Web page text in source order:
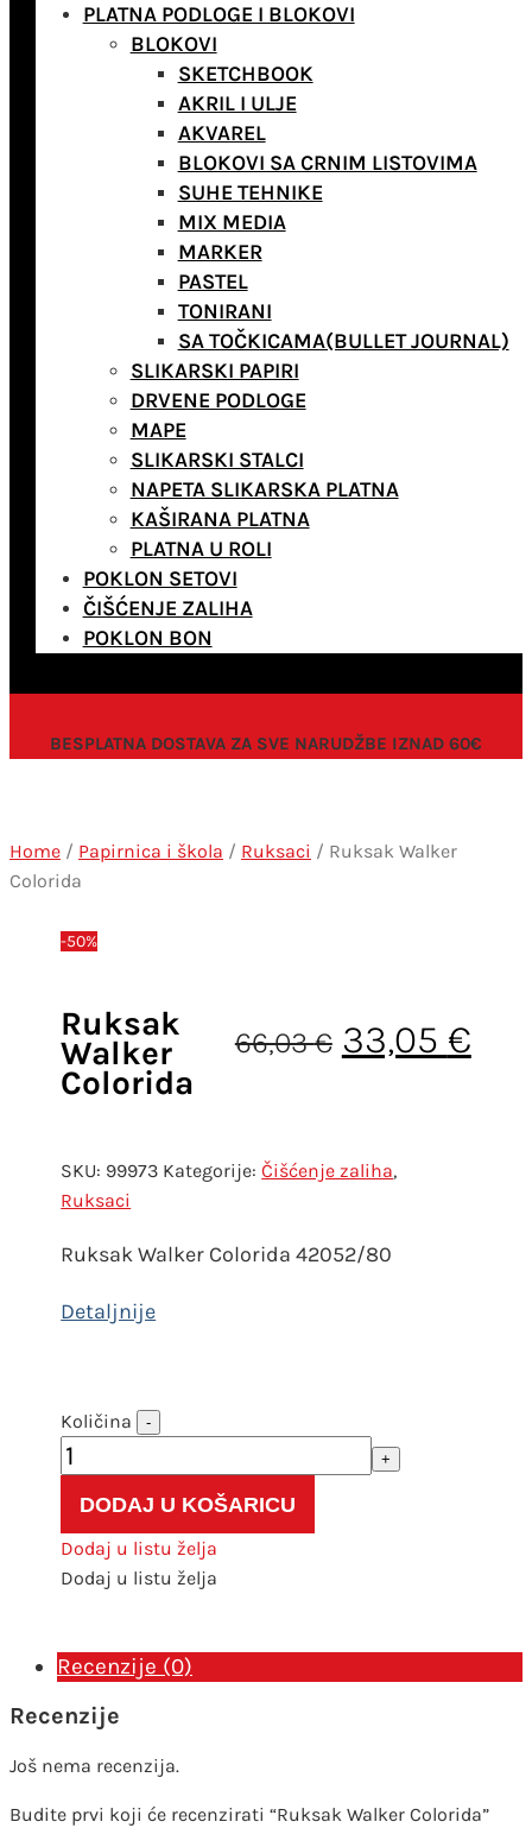
PLATNA PODLOGE I BLOKOVI
BLOKOVI
SKETCHBOOK
AKRIL I ULJE
AKVAREL
BLOKOVI SA CRNIM LISTOVIMA
SUHE TEHNIKE
MIX MEDIA
MARKER
PASTEL
TONIRANI
SA TOČKICAMA(BULLET JOURNAL)
SLIKARSKI PAPIRI
DRVENE PODLOGE
MAPE
SLIKARSKI STALCI
NAPETA SLIKARSKA PLATNA
KAŠIRANA PLATNA
PLATNA U ROLI
POKLON SETOVI
ČIŠĆENJE ZALIHA
POKLON BON
BESPLATNA DOSTAVA ZA SVE NARUDŽBE IZNAD 60€
Home / Papirnica i škola / Ruksaci / Ruksak Walker
Colorida
-50%
Ruksak
Walker
Colorida
66,03€ Izvorna
33,05 €
SKU: 99973 Kategorije:Čišćenje zaliha,
Ruksaci
Ruksak Walker Colorida 42052/80
Ruksak
Colorida
količina
-
+
DODAJ U KOŠARICU
Dodaj u listu želja
Dodaj u listu želja
Recenzije (0)
Recenzije
Još nema recenzija.
Budite prvi koji će recenzirati “Ruksak Walker Colorida”